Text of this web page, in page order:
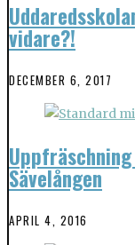
vidare?!
DECEMBER 6, 2017
Sävelången
APRIL 4, 2016